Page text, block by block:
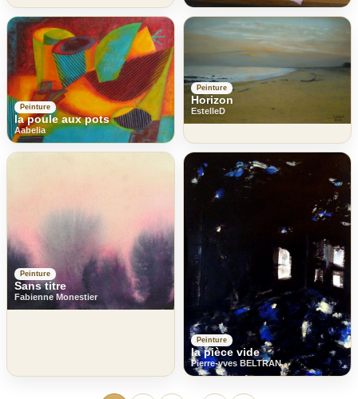
Peinture
la poule aux pots
Aabelia
Peinture
Horizon
EstelleD
Peinture
Sans titre
Fabienne Monestier
Peinture
la pièce vide
Pierre-yves BELTRAN